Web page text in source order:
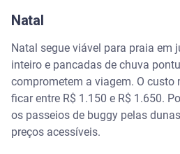
Natal
Natal segue viável para praia em
inteiro e pancadas de chuva
comprometem a viagem. O custo
ficar entre R$ 1.150 e R$ 1.650.
os passeios de buggy pelas
preços acessíveis.